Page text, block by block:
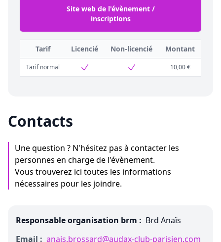
Site web de l'évènement /
inscriptions
Tarif Licencié Non-licencié Montant
Tarif normal 10,00 €
Contacts
Une question ? N'hésitez pas à contacter les
personnes en charge de l'évènement.
Vous trouverez ici toutes les informations
nécessaires pour les joindre.
Responsable organisation brm : Brd Anaïs
Email : anais.brossard@audax-club-parisien.com